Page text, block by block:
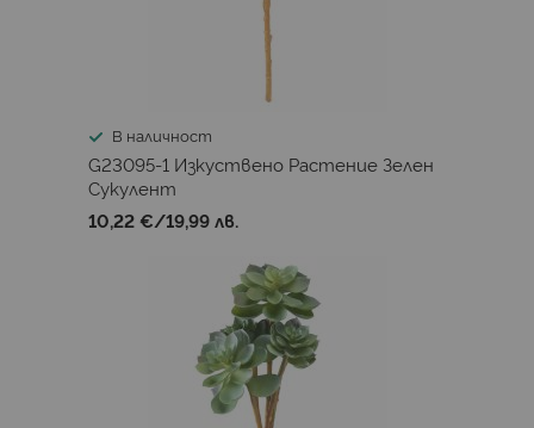
В наличност
G23095-1 Изкуствено Растениe Зелен
Сукулент
10,22 €/19,99 лв.